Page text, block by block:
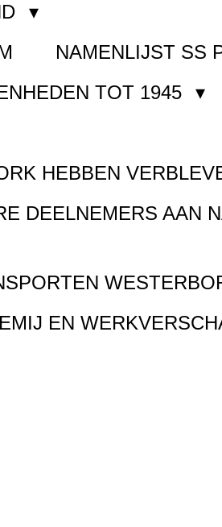
NAMENLIJST SS
TOT 1945
HEBBEN
DEELNEMERS AAN
EN